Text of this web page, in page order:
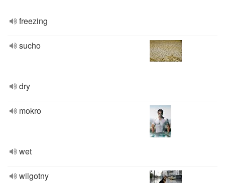
freezing
sucho
dry
mokro
wet
wilgotny